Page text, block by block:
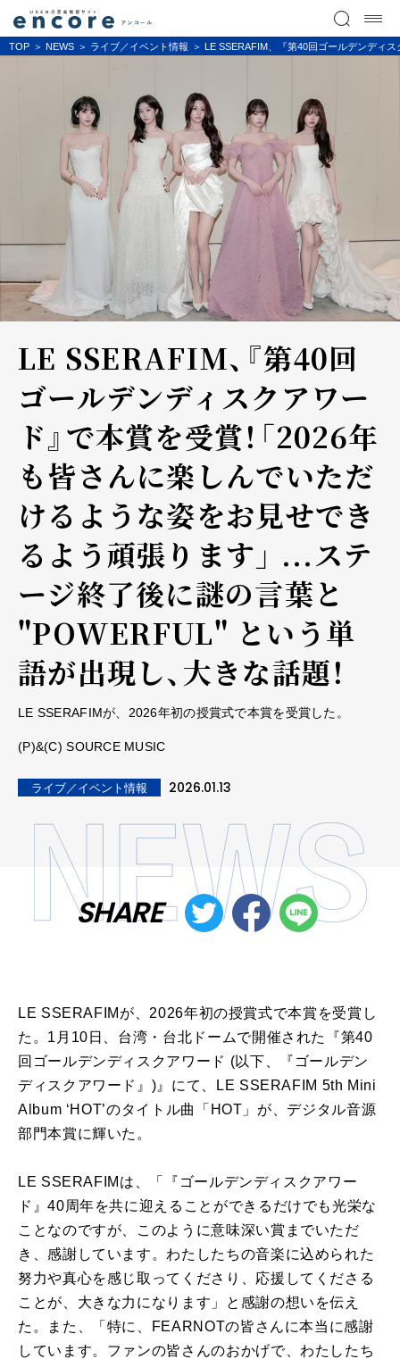
TOP NEWS ライブ／イベント情報 LE SSERAFIM、『第40回ゴールデンディ
LE SSERAFIM、『第40回
ゴールデンディスクアワー
ド』で本賞を受賞！「2026年
も皆さんに楽しんでいただ
けるような姿をお見せでき
るよう頑張ります」 ...ステ
ージ終了後に謎の言葉と
"POWERFUL" という単
語が出現し、大きな話題！
LE SSERAFIMが、2026年初の授賞式で本賞を受賞した。
(P)&(C) SOURCE MUSIC
ライブ／イベント情報 2026.01.13
SHARE
LE SSERAFIMが、2026年初の授賞式で本賞を受賞し
た。1月10日、台湾・台北ドームで開催された『第40
回ゴールデンディスクアワード (以下、『ゴールデン
ディスクアワード』)』にて、LE SSERAFIM 5th Mini
Album ‘HOT’のタイトル曲「HOT」が、デジタル音源
部門本賞に輝いた。
LE SSERAFIMは、「『ゴールデンディスクアワー
ド』40周年を共に迎えることができるだけでも光栄な
ことなのですが、このように意味深い賞までいただ
き、感謝しています。わたしたちの音楽に込められた
努力や真心を感じ取ってくださり、応援してくださる
ことが、大きな力になります」と感謝の想いを伝え
た。また、「特に、FEARNOTの皆さんに本当に感謝
しています。ファンの皆さんのおかげで、わたしたち